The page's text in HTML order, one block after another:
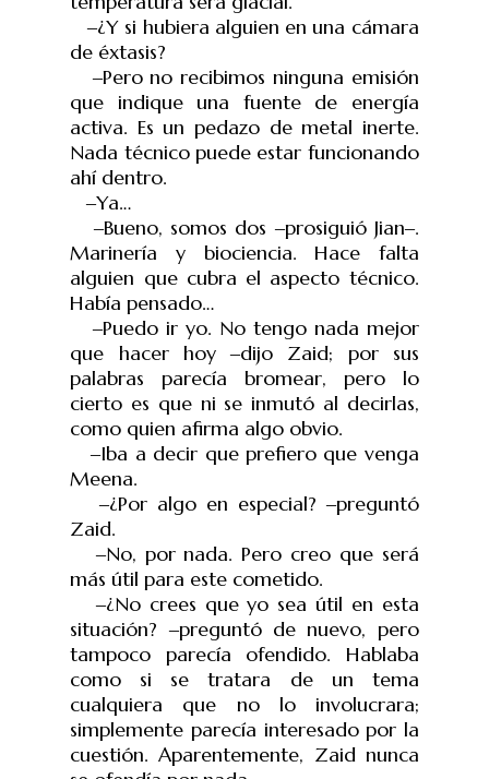
‒¿Y si hubiera alguien en una cámara
de éxtasis?
‒Pero no recibimos ninguna emisión
que indique una fuente de energía
activa. Es un pedazo de metal inerte.
Nada técnico puede estar funcionando
ahí dentro.
‒Ya…
‒Bueno, somos dos ‒prosiguió Jian‒.
Marinería y biociencia. Hace falta
alguien que cubra el aspecto técnico.
Había pensado…
‒Puedo ir yo. No tengo nada mejor
que hacer hoy ‒dijo Zaid; por sus
palabras parecía bromear, pero lo
cierto es que ni se inmutó al decirlas,
como quien afirma algo obvio.
‒Iba a decir que prefiero que venga
Meena.
‒¿Por algo en especial? ‒preguntó
Zaid.
‒No, por nada. Pero creo que será
más útil para este cometido.
‒¿No crees que yo sea útil en esta
situación? ‒preguntó de nuevo, pero
tampoco parecía ofendido. Hablaba
como si se tratara de un tema
cualquiera que no lo involucrara;
simplemente parecía interesado por la
cuestión. Aparentemente, Zaid nunca